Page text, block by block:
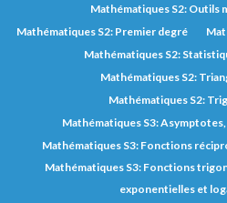
Mathématiques S2: Outils
Mathématiques S2: Premier degré
Mathématiques S2:
Mathématiques S2:
Mathématiques S2:
Mathématiques S3:
Mathématiques S3: Fonctions
Mathématiques S3: Fonctions
exponentielles et